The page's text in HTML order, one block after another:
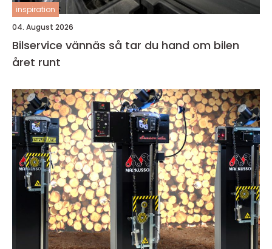
inspiration
04. August 2026
Bilservice vännäs så tar du hand om bilen
året runt